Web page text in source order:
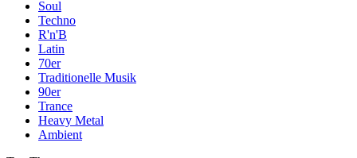
Soul
Techno
R'n'B
Latin
70er
Traditionelle Musik
90er
Trance
Heavy Metal
Ambient